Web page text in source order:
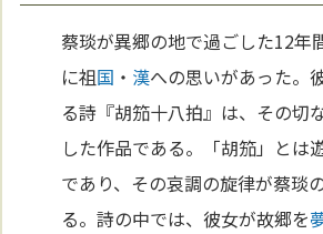
蔡琰が異郷の地で過ごした12年
に祖国 ・ 漢への思いがあった。
る詩『胡笳十八拍』は、その切
した作品である。「胡笳」とは
であり、その哀調の旋律が蔡琰
る。詩の中では、彼女が故郷を